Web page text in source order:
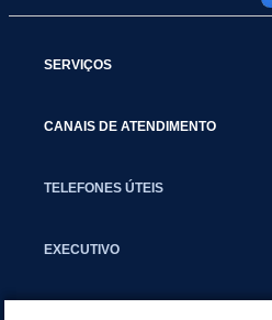
SERVIÇOS
CANAIS DE ATENDIMENTO
TELEFONES ÚTEIS
EXECUTIVO